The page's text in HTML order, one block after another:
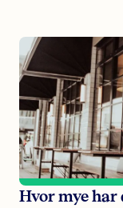
Hvor mye har